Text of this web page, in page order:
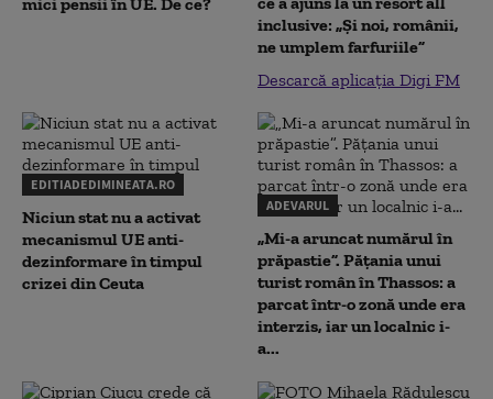
inclusive: „Și noi, românii,
ne umplem farfuriile”
Descarcă aplicația Digi FM
EDITIADEDIMINEATA.RO
Niciun stat nu a activat
mecanismul UE anti-
dezinformare în timpul
crizei din Ceuta
ADEVARUL
„Mi-a aruncat numărul în
prăpastie”. Pățania unui
turist român în Thassos: a
parcat într-o zonă unde era
interzis, iar un localnic i-
a...